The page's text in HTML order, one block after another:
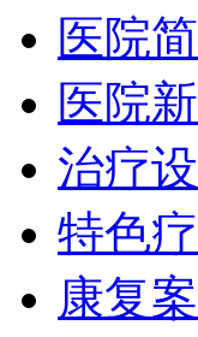
医院
医院
治疗
特色
康复